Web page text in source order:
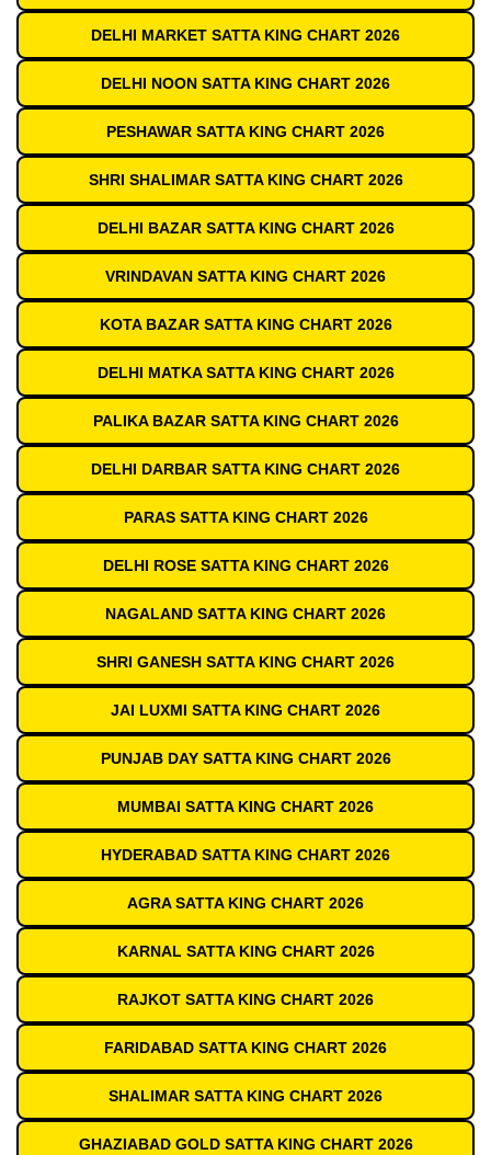
DELHI MARKET SATTA KING CHART 2026
DELHI NOON SATTA KING CHART 2026
PESHAWAR SATTA KING CHART 2026
SHRI SHALIMAR SATTA KING CHART 2026
DELHI BAZAR SATTA KING CHART 2026
VRINDAVAN SATTA KING CHART 2026
KOTA BAZAR SATTA KING CHART 2026
DELHI MATKA SATTA KING CHART 2026
PALIKA BAZAR SATTA KING CHART 2026
DELHI DARBAR SATTA KING CHART 2026
PARAS SATTA KING CHART 2026
DELHI ROSE SATTA KING CHART 2026
NAGALAND SATTA KING CHART 2026
SHRI GANESH SATTA KING CHART 2026
JAI LUXMI SATTA KING CHART 2026
PUNJAB DAY SATTA KING CHART 2026
MUMBAI SATTA KING CHART 2026
HYDERABAD SATTA KING CHART 2026
AGRA SATTA KING CHART 2026
KARNAL SATTA KING CHART 2026
RAJKOT SATTA KING CHART 2026
FARIDABAD SATTA KING CHART 2026
SHALIMAR SATTA KING CHART 2026
GHAZIABAD GOLD SATTA KING CHART 2026